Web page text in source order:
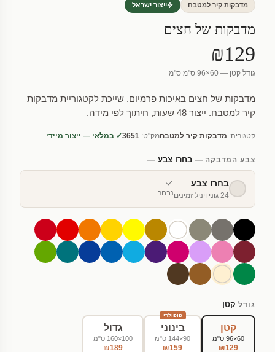
מדבקות קיר למטבח ייצור ישראל
מדבקות של חצים
₪129
גודל קטן — 60×96 ס"מ ס"מ
מדבקות של חצים באיכות פרמיום. שייכת לקטגוריית מדבקות
קיר למטבח. ייצור 48 שעות, חיתוך לפי מידה.
קטגוריה: מדבקות קיר למטבחמק"ט: 3651✓ במלאי — ייצור מיידי
צבע המדבקה— בחרו צבע —
בחרו צבע
24 גוני ויניל זמינים נבחר
גודל קטן
קטן
60×96 ס"מ
₪129
פופולרי
בינוני
90×144 ס"מ
₪159
גדול
100×160 ס"מ
₪189